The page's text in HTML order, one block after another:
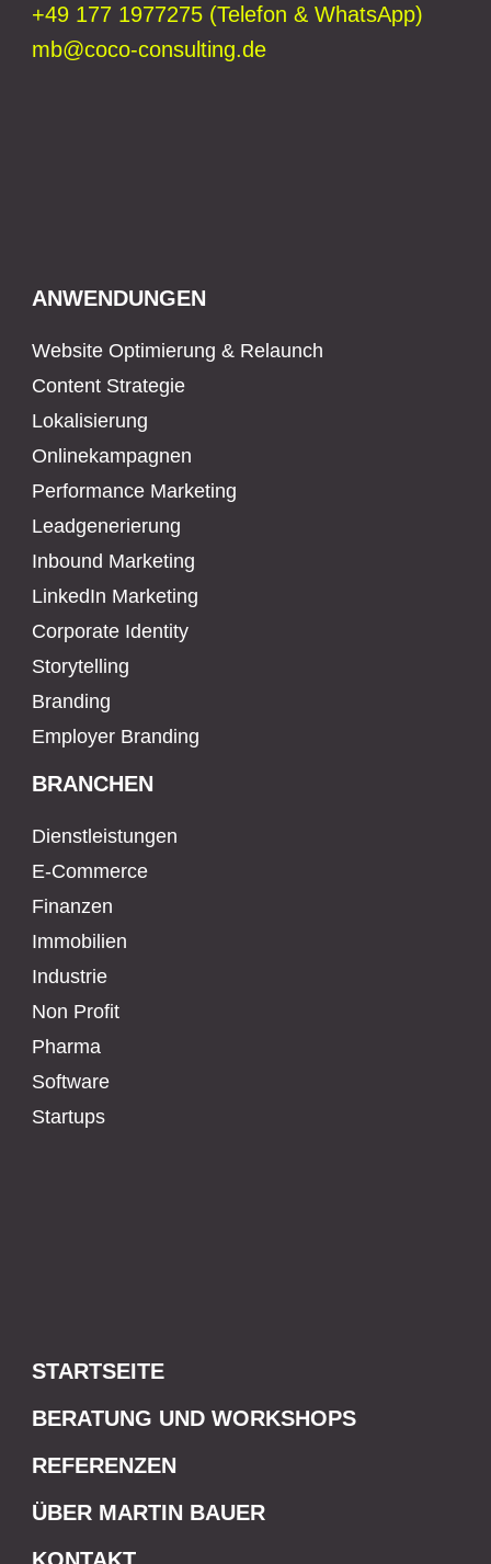
+49 177 1977275 (Telefon & WhatsApp)
mb@coco-consulting.de
ANWENDUNGEN
Website Optimierung & Relaunch
Content Strategie
Lokalisierung
Onlinekampagnen
Performance Marketing
Leadgenerierung
Inbound Marketing
LinkedIn Marketing
Corporate Identity
Storytelling
Branding
Employer Branding
BRANCHEN
Dienstleistungen
E-Commerce
Finanzen
Immobilien
Industrie
Non Profit
Pharma
Software
Startups
STARTSEITE
BERATUNG UND WORKSHOPS
REFERENZEN
ÜBER MARTIN BAUER